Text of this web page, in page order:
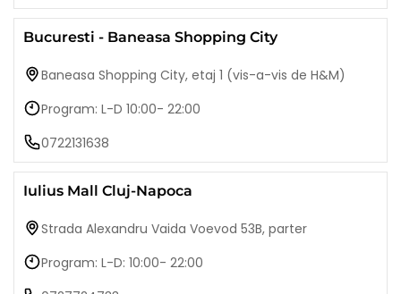
Bucuresti - Baneasa Shopping City
Baneasa Shopping City, etaj 1 (vis-a-vis de H&M)
Program: L-D 10:00- 22:00
0722131638
Iulius Mall Cluj-Napoca
Strada Alexandru Vaida Voevod 53B, parter
Program: L-D: 10:00- 22:00